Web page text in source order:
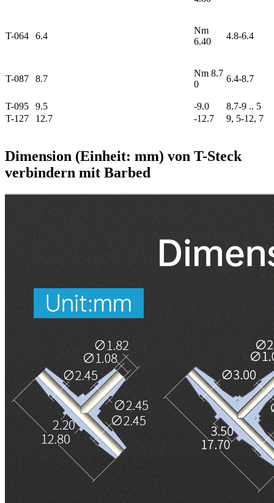
T-064 6.4
Nm
6.40
4.8-6.4
T-087 8.7
Nm 8.7
0
6.4-8.7
T-095 9.5 -9.0
8.7-9 .. 5
T-127
12.7 -12.7 9, 5-12, 7
Dimension (Einheit: mm) von T-Steck
verbindern mit Barbed